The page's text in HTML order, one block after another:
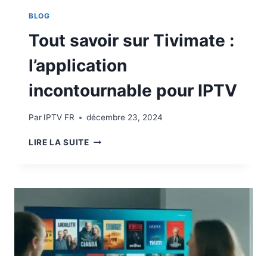
BLOG
Tout savoir sur Tivimate :
l’application
incontournable pour IPTV
Par IPTV FR décembre 23, 2024
LIRE LA SUITE